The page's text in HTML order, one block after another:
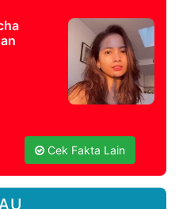
Cek Fakta Lain